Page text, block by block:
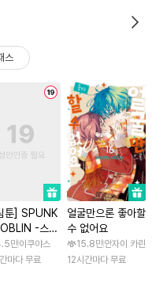
스
Lasso
툰] SPUNK
-스펑
블린- [스크
만이쿠야스
마다 무료
얼굴만으론 좋아할
수 없어요
15.8만안자이 카린
12시간마다 무료